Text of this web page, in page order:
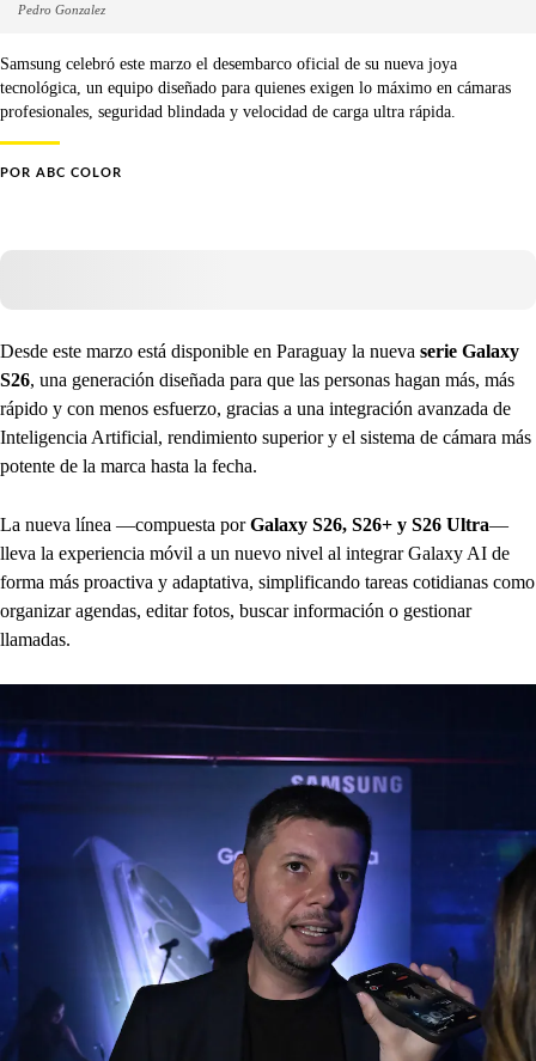
Pedro Gonzalez
Samsung celebró este marzo el desembarco oficial de su nueva joya
tecnológica, un equipo diseñado para quienes exigen lo máximo en cámaras
profesionales, seguridad blindada y velocidad de carga ultra rápida.
POR ABC COLOR
Desde este marzo está disponible en Paraguay la nueva serie Galaxy
S26, una generación diseñada para que las personas hagan más, más
rápido y con menos esfuerzo, gracias a una integración avanzada de
Inteligencia Artificial, rendimiento superior y el sistema de cámara más
potente de la marca hasta la fecha.
La nueva línea —compuesta porGalaxy S26, S26+ y S26 Ultra—
lleva la experiencia móvil a un nuevo nivel al integrar Galaxy AI de
forma más proactiva y adaptativa, simplificando tareas cotidianas como
organizar agendas, editar fotos, buscar información o gestionar
llamadas.